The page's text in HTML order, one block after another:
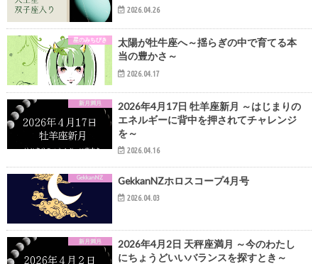
2026.04.26
星のみちびき
太陽が牡牛座へ～揺らぎの中で育てる本
当の豊かさ～
2026.04.17
新月満月
2026年4月17日 牡羊座新月 ～はじまりの
エネルギーに背中を押されてチャレンジ
を～
2026.04.16
GekkanNZ GekkanNZホロスコープ4月号
2026.04.03
新月満月
2026年4月2日 天秤座満月 ～今のわたし
にちょうどいいバランスを探すとき～